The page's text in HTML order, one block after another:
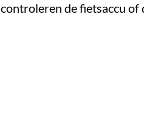
controleren de fietsaccu of